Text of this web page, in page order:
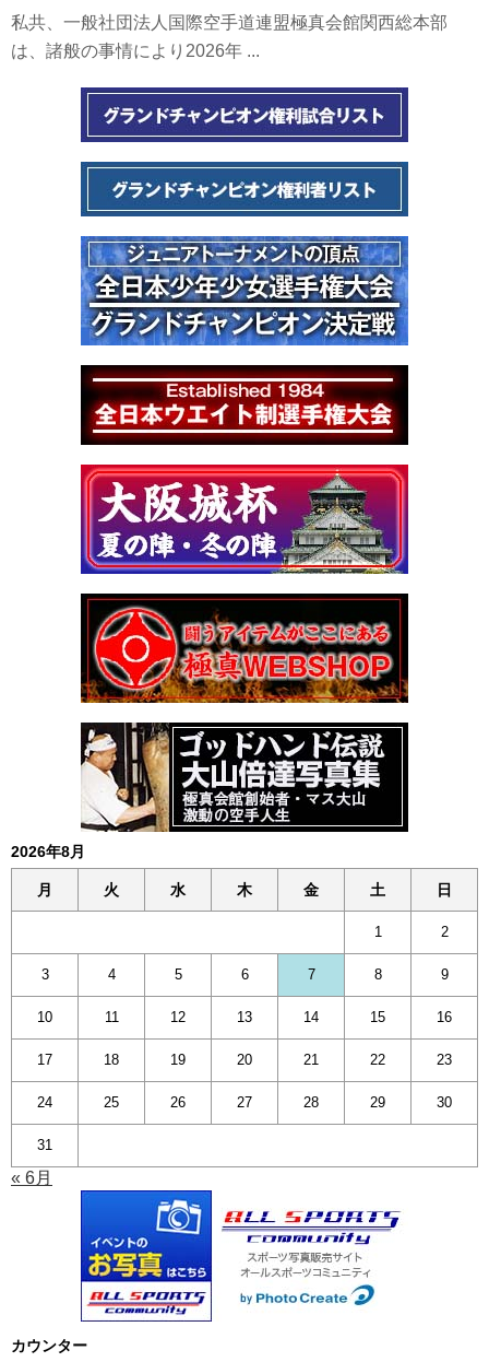
私共、一般社団法人国際空手道連盟極真会館関西総本部
は、諸般の事情により2026年 ...
2026年8月
月 火 水 木 金 土 日
1 2
3 4 5 6 7 8 9
10 11 12 13 14 15 16
17 18 19 20 21 22 23
24 25 26 27 28 29 30
31
« 6月
カウンター